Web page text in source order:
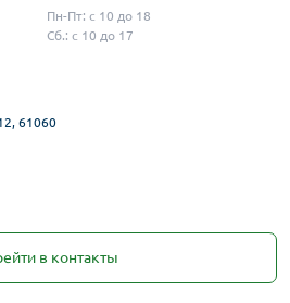
Пн-Пт: с 10 до 18
Сб.: с 10 до 17
61060
в контакты